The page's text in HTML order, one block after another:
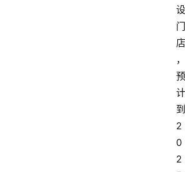
设
门
店
，
预
计
到
2
0
2